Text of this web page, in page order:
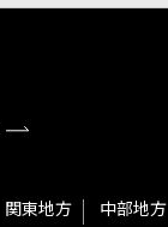
関東地方
中部地方